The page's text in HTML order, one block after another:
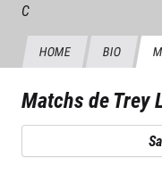
C
HOME BIO
Matchs deTrey